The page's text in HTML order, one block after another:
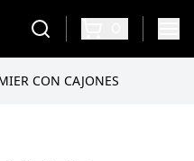
CON CAJONES